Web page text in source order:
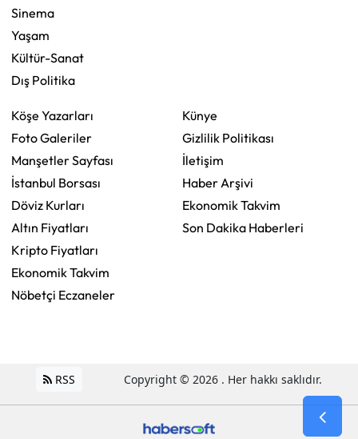
Sinema
Yaşam
Kültür-Sanat
Dış Politika
Köşe Yazarları
Foto Galeriler
Manşetler Sayfası
İstanbul Borsası
Döviz Kurları
Altın Fiyatları
Kripto Fiyatları
Ekonomik Takvim
Nöbetçi Eczaneler
Künye
Gizlilik Politikası
İletişim
Haber Arşivi
Ekonomik Takvim
Son Dakika Haberleri
RSS Copyright © 2026 . Her hakkı saklıdır.